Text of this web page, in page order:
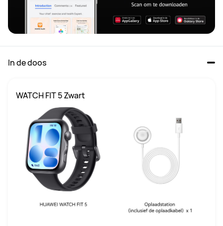
In de doos
WATCH FIT 5 Zwart